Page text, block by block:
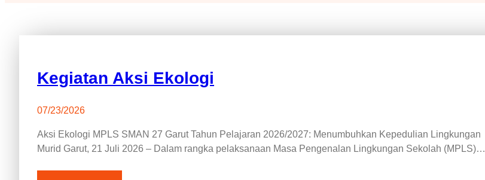
Kegiatan Aksi Ekologi
07/23/2026
Aksi Ekologi MPLS SMAN 27 Garut Tahun Pelajaran 2026/2027: Menumbuhkan Kepedulian Lingkungan
Murid Garut, 21 Juli 2026 – Dalam rangka pelaksanaan Masa Pengenalan Lingkungan Sekolah (MPLS)…